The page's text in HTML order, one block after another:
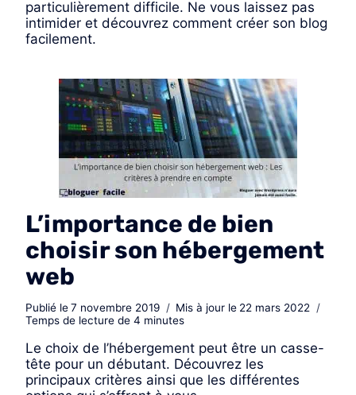
particulièrement difficile. Ne vous laissez pas
intimider et découvrez comment créer son blog
facilement.
L’importance de bien
choisir son hébergement
web
Publié le7 novembre 2019 Mis à jour le 22 mars 2022
Temps de lecture de 4 minutes
Le choix de l’hébergement​ peut être un casse-
tête pour un débutant. Découvrez​ les
principaux critères ainsi que les différentes